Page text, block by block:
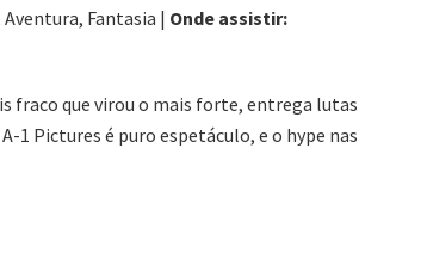
Aventura, Fantasia | Onde assistir:
fraco que virou o mais forte, entrega lutas
1 Pictures é puro espetáculo, e o hype nas